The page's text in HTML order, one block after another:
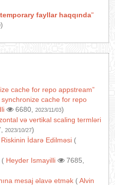
fayllar haqqında"
)
cache for repo appstream”
cache for repo
6680, 2023/11/03)
və vertikal scaling termləri
2023/10/27)
İdarə Edilməsi (
( Heyder Ismayilli 7685,
mesaj əlavə etmək (Alvin